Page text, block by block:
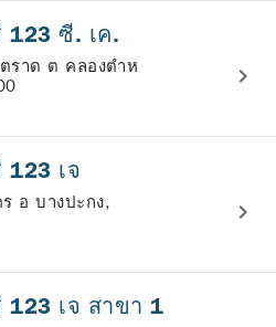
123 ซี. เค.
ราด ต คลองตำห
เจ
อ บางปะกง,
เจ สาขา 1